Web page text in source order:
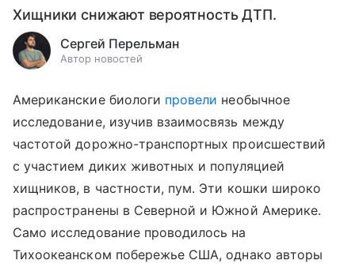
Хищники снижают вероятность ДТП.
Сергей Перельман
Автор новостей
Американские биологи провели необычное
исследование, изучив взаимосвязь между
частотой дорожно-транспортных происшествий
с участием диких животных и популяцией
хищников, в частности, пум. Эти кошки широко
распространены в Северной и Южной Америке.
Само исследование проводилось на
Тихоокеанском побережье США, однако авторы